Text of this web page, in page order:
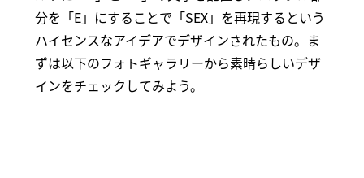
分を「E」にすることで「SEX」を再現するという
ハイセンスなアイデアでデザインされたもの。ま
ずは以下のフォトギャラリーから素晴らしいデザ
インをチェックしてみよう。